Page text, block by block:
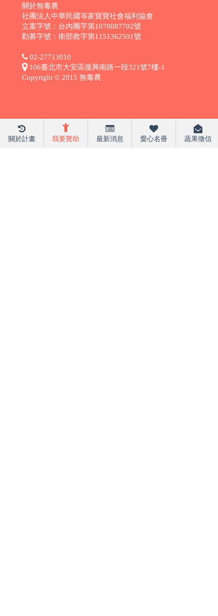
關於計畫 我要贊助 最新消息 愛心名冊 蔬果徵信
關於無毒農
社團法人中華民國等家寶寶社會福利協會
立案字號：台內團字第1070087702號
勸募字號：衛部救字第1151362501號
02-27713010
106臺北市大安區復興南路一段321號7樓-1
Copyright © 2015 無毒農